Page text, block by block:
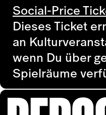
Social-Price
Dieses Ticket
an
wenn Du über
Spielräume